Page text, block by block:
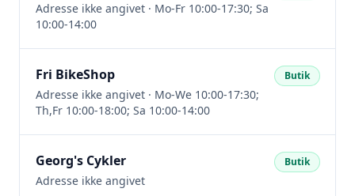
Adresse ikke angivet · Mo-Fr 10:00-17:30; Sa
10:00-14:00
Fri BikeShop
Adresse ikke angivet · Mo-We 10:00-17:30;
Th,Fr 10:00-18:00; Sa 10:00-14:00
Butik
Georg's Cykler
Adresse ikke angivet
Butik